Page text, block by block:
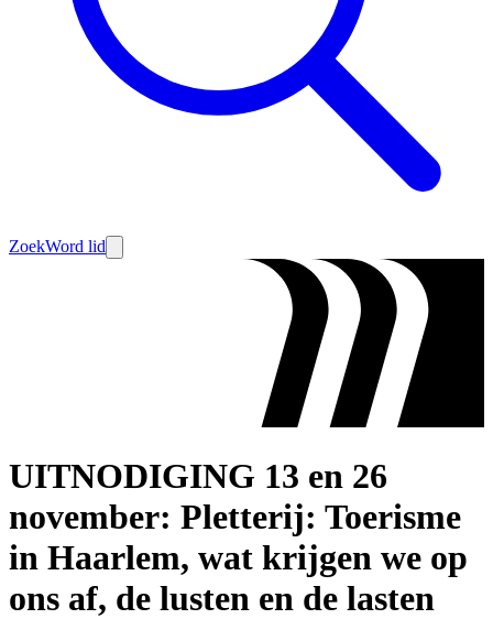
ZoekWord lid
UITNODIGING 13 en 26
november: Pletterij: Toerisme
in Haarlem, wat krijgen we op
ons af, de lusten en de lasten